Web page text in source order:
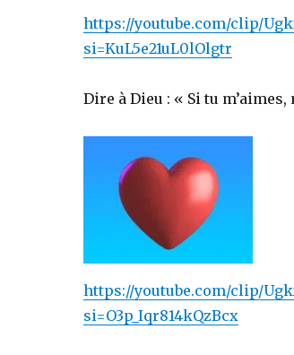
https://youtube.com/clip/
si=KuL5e21uL0lOlgtr
Dire à Dieu : « Si tu
https://youtube.com/clip/
si=O3p_Iqr814kQzBcx